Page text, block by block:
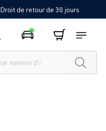
Droit de retour de 30 jours